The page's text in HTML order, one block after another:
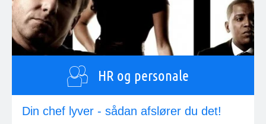
HR og personale
Din chef lyver - sådan afslører du det!